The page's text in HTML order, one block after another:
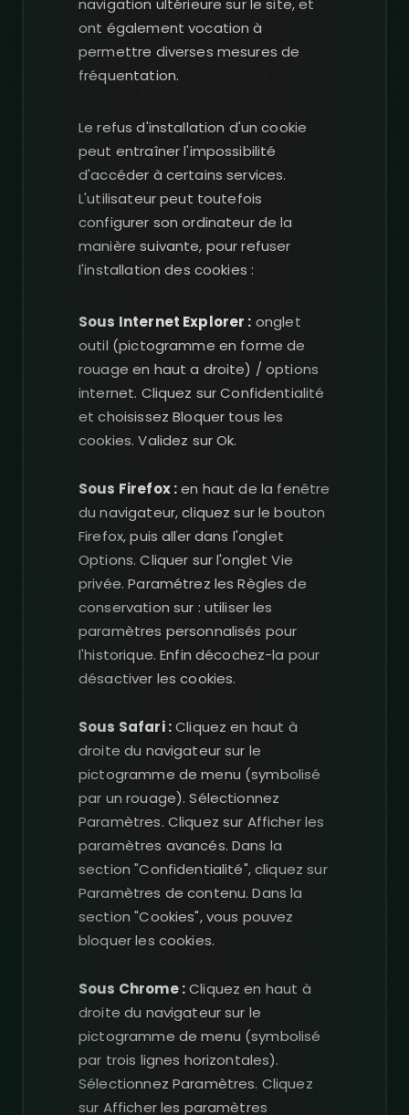
navigation ultérieure sur le site, et
ont également vocation à
permettre diverses mesures de
fréquentation.
Le refus d'installation d'un cookie
peut entraîner l'impossibilité
d'accéder à certains services.
L'utilisateur peut toutefois
configurer son ordinateur de la
manière suivante, pour refuser
l'installation des cookies :
Sous Internet Explorer : onglet
outil (pictogramme en forme de
rouage en haut a droite) / options
internet. Cliquez sur Confidentialité
et choisissez Bloquer tous les
cookies. Validez sur Ok.
Sous Firefox :en haut de la fenêtre
du navigateur, cliquez sur le bouton
Firefox, puis aller dans l'onglet
Options. Cliquer sur l'onglet Vie
privée. Paramétrez les Règles de
conservation sur : utiliser les
paramètres personnalisés pour
l'historique. Enfin décochez-la pour
désactiver les cookies.
Sous Safari :Cliquez en haut à
droite du navigateur sur le
pictogramme de menu (symbolisé
par un rouage). Sélectionnez
Paramètres. Cliquez sur Afficher les
paramètres avancés. Dans la
section "Confidentialité", cliquez sur
Paramètres de contenu. Dans la
section "Cookies", vous pouvez
bloquer les cookies.
Sous Chrome :Cliquez en haut à
droite du navigateur sur le
pictogramme de menu (symbolisé
par trois lignes horizontales).
Sélectionnez Paramètres. Cliquez
sur Afficher les paramètres